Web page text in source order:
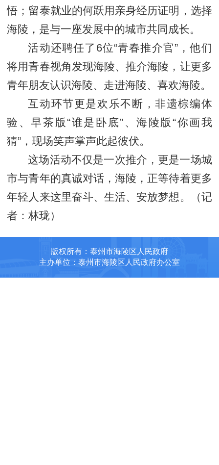
悟；留泰就业的何跃用亲身经历证明，选择
海陵，是与一座发展中的城市共同成长。
活动还聘任了6位“青春推介官”，他们
将用青春视角发现海陵、推介海陵，让更多
青年朋友认识海陵、走进海陵、喜欢海陵。
互动环节更是欢乐不断，非遗棕编体
验、早茶版“谁是卧底”、海陵版“你画我
猜”，现场笑声掌声此起彼伏。
这场活动不仅是一次推介，更是一场城
市与青年的真诚对话，海陵，正等待着更多
年轻人来这里奋斗、生活、安放梦想。（记
者：林珑）
版权所有：泰州市海陵区人民政府
主办单位：泰州市海陵区人民政府办公室